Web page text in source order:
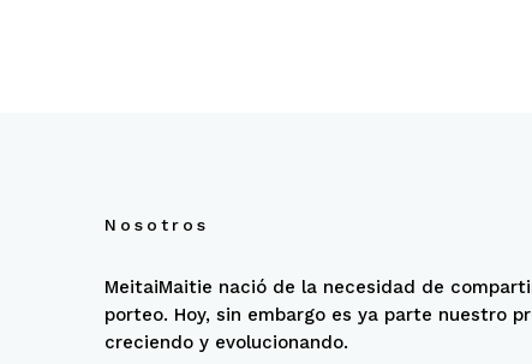
Nosotros
MeitaiMaitie nació de la necesidad de
porteo. Hoy, sin embargo es ya parte nuestro
creciendo y evolucionando.